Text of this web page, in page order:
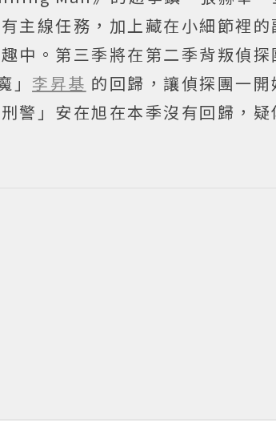
主線任務，加上藏在小細節裡
中。第三季將在第二季背叛偵
李昇基 的回歸，讓偵探團一
警」安在旭在本季沒有回歸，